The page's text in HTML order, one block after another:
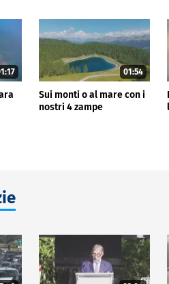
01:54
Sui monti o al mare con i
nostri 4 zampe